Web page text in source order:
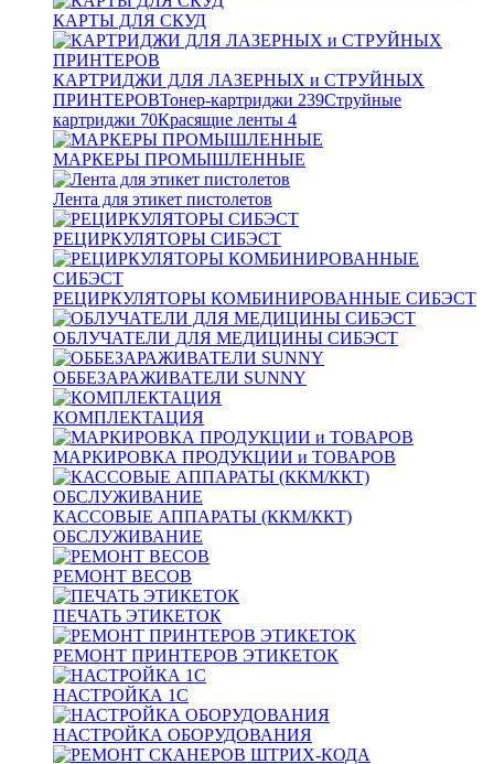
КАРТЫ ДЛЯ СКУД
КАРТРИДЖИ ДЛЯ ЛАЗЕРНЫХ и СТРУЙНЫХ
ПРИНТЕРОВТонер-картриджи 239Струйные
картриджи 70Красящие ленты 4
МАРКЕРЫ ПРОМЫШЛЕННЫЕ
Лента для этикет пистолетов
РЕЦИРКУЛЯТОРЫ СИБЭСТ
РЕЦИРКУЛЯТОРЫ КОМБИНИРОВАННЫЕ СИБЭСТ
ОБЛУЧАТЕЛИ ДЛЯ МЕДИЦИНЫ СИБЭСТ
ОББЕЗАРАЖИВАТЕЛИ SUNNY
КОМПЛЕКТАЦИЯ
МАРКИРОВКА ПРОДУКЦИИ и ТОВАРОВ
КАССОВЫЕ АППАРАТЫ (ККМ/ККТ)
ОБСЛУЖИВАНИЕ
РЕМОНТ ВЕСОВ
ПЕЧАТЬ ЭТИКЕТОК
РЕМОНТ ПРИНТЕРОВ ЭТИКЕТОК
НАСТРОЙКА 1С
НАСТРОЙКА ОБОРУДОВАНИЯ